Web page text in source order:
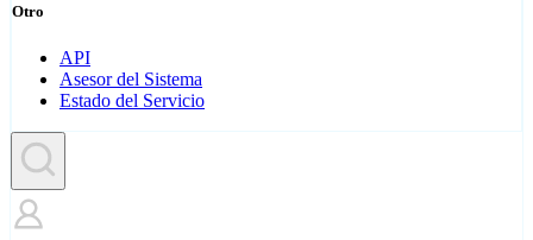
Otro
API
Asesor del Sistema
Estado del Servicio